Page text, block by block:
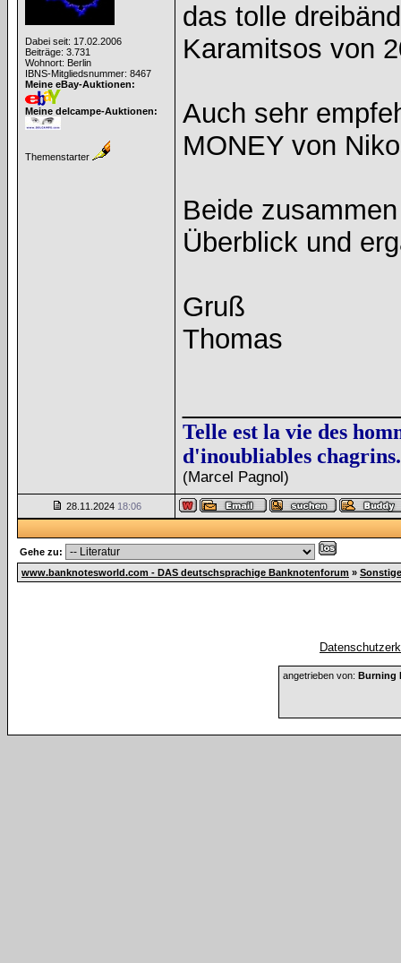
Dabei seit: 17.02.2006
Beiträge: 3.731
Wohnort: Berlin
IBNS-Mitgliedsnummer: 8467
Meine eBay-Auktionen:
Meine delcampe-Auktionen:
Themenstarter
das tolle
Karamitsos von
Auch sehr
MONEY von
Beide
Überblick und
Gruß
Thomas
Telle est la vie des
d'inoubliables chagrins.
(Marcel Pagnol)
28.11.2024 18:06
Gehe zu:
www.banknotesworld.com - DAS deutschsprachige Banknotenforum »
angetrieben von: Burning